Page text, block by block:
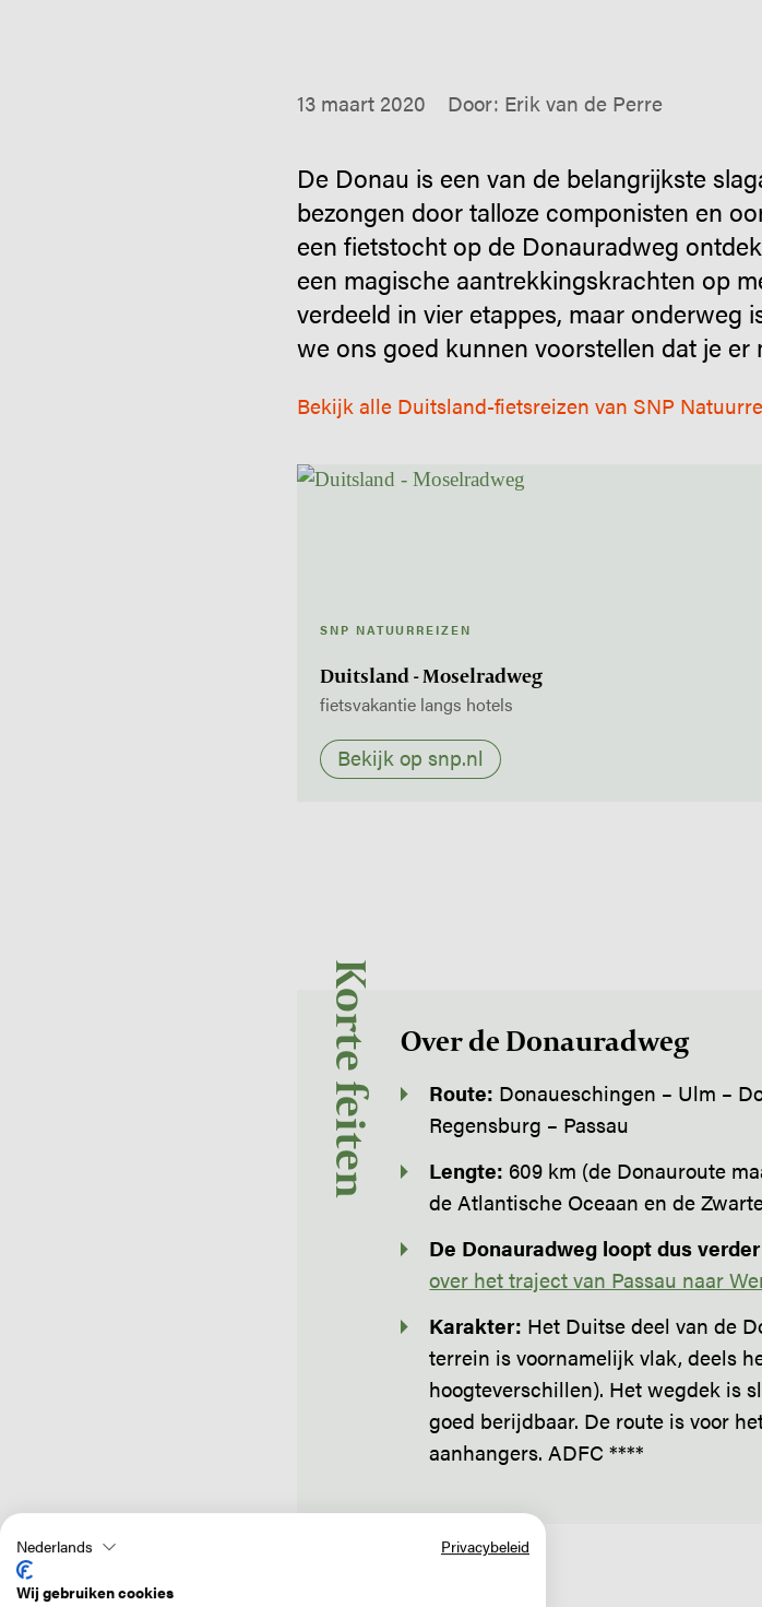
13 maart 2020 Door: Erik van de Perre
SNP NATUURREIZEN
Duitsland - Moselradweg
fietsvakantie langs hotels
Bekijk op snp.nl
De Donau is een van de belangrijkste
bezongen door talloze componisten en
een fietstocht op de Donauradweg
een magische aantrekkingskrachten op
verdeeld in vier etappes, maar onderweg
we ons goed kunnen voorstellen dat je er
Bekijk alle Duitsland-fietsreizen van SNP
Korte feiten Over de Donauradweg
Route: Donaueschingen – Ulm –
Regensburg – Passau
Lengte: 609 km (de Donauroute
de Atlantische Oceaan en de
De Donauradweg loopt dus
over het traject van Passau naar
Karakter: Het Duitse deel van de
terrein is voornamelijk vlak, deels
hoogteverschillen). Het wegdek is
goed berijdbaar. De route is voor
aanhangers. ADFC ****
Nederlands Privacybeleid
Wij gebruiken cookies